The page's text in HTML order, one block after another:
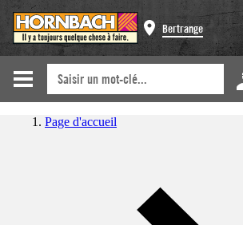
Bertrange
Page d'accueil